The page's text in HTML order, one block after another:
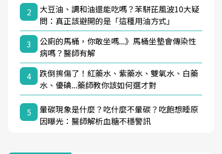
2
大豆油、調和油還能吃嗎？苯駢芘風波10大疑
問：真正該避開的是「這種用油方式」
3
公廁的馬桶，你敢坐嗎...》馬桶坐墊會傳染性
病嗎？醫師有解
4
跌倒擦傷了！紅藥水、紫藥水、雙氧水、白藥
水、優碘...藥師教你該如何選才對
5
暈碳現象是什麼？吃什麼不暈碳？吃飽想睡原
因曝光：醫師解析血糖不穩警訊